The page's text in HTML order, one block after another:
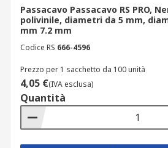
Passacavo Passacavo RS PRO,
polivinile, diametri da 5 mm,
mm 7.2 mm
Codice RS 666-4596
Prezzo per 1 sacchetto da 100 unità
4,05 €(IVA esclusa)
Quantità